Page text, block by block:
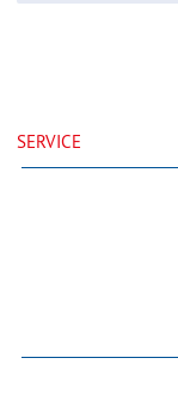
SERVICE